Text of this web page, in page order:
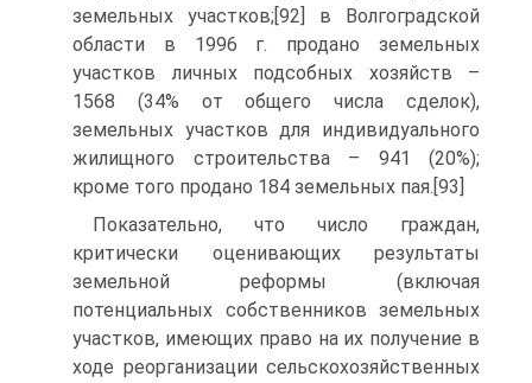
земельных участков;[92] в Волгоградской
области в 1996 г. продано земельных
участков личных подсобных хозяйств –
1568 (34% от общего числа сделок),
земельных участков для индивидуального
жилищного строительства – 941 (20%);
кроме того продано 184 земельных пая.[93]
Показательно, что число граждан,
критически оценивающих результаты
земельной реформы (включая
потенциальных собственников земельных
участков, имеющих право на их получение в
ходе реорганизации сельскохозяйственных